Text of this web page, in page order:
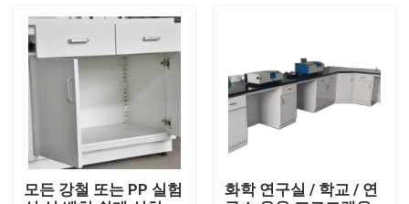
모든 강철 또는 PP 실험
화학 연구실 / 학교 / 연